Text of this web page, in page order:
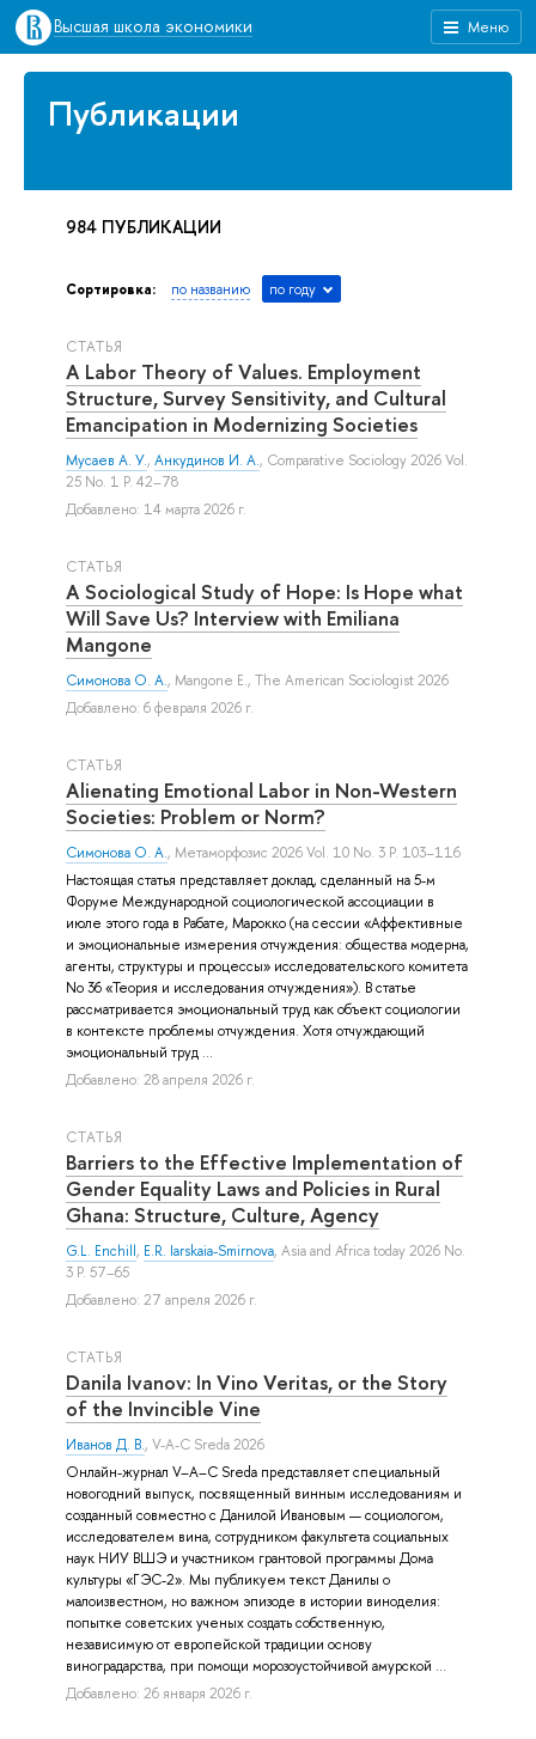
Меню
Высшая школа экономики
Публикации
984 ПУБЛИКАЦИИ
Сортировка: по названию по году
СТАТЬЯ
A Labor Theory of Values. Employment
Structure, Survey Sensitivity, and Cultural
Emancipation in Modernizing Societies
Мусаев А. У., Анкудинов И. А., Comparative Sociology 2026 Vol.
25 No. 1 P. 42–78
Добавлено: 14 марта 2026 г.
СТАТЬЯ
A Sociological Study of Hope: Is Hope what
Will Save Us? Interview with Emiliana
Mangone
Симонова О. А., Mangone E., The American Sociologist 2026
Добавлено: 6 февраля 2026 г.
СТАТЬЯ
Alienating Emotional Labor in Non-Western
Societies: Problem or Norm?
Симонова О. А., Метаморфозис 2026 Vol. 10 No. 3 P. 103–116
Настоящая статья представляет доклад, сделанный на 5-м
Форуме Международной социологической ассоциации в
июле этого года в Рабате, Марокко (на сессии «Аффективные
и эмоциональные измерения отчуждения: общества модерна,
агенты, структуры и процессы» исследовательского комитета
No 36 «Теория и исследования отчуждения»). В статье
рассматривается эмоциональный труд как объект социологии
в контексте проблемы отчуждения. Хотя отчуждающий
эмоциональный труд ...
Добавлено: 28 апреля 2026 г.
СТАТЬЯ
Barriers to the Effective Implementation of
Gender Equality Laws and Policies in Rural
Ghana: Structure, Culture, Agency
G.L. Enchill, E.R. Iarskaia-Smirnova, Asia and Africa today 2026 No.
3 P. 57–65
Добавлено: 27 апреля 2026 г.
СТАТЬЯ
Danila Ivanov: In Vino Veritas, or the Story
of the Invincible Vine
Иванов Д. В., V-A-C Sreda 2026
Онлайн-журнал V–A–C Sreda представляет специальный
новогодний выпуск, посвященный винным исследованиям и
созданный совместно с Данилой Ивановым — социологом,
исследователем вина, сотрудником факультета социальных
наук НИУ ВШЭ и участником грантовой программы Дома
культуры «ГЭС-2». Мы публикуем текст Данилы о
малоизвестном, но важном эпизоде в истории виноделия:
попытке советских ученых создать собственную,
независимую от европейской традиции основу
виноградарства, при помощи морозоустойчивой амурской ...
Добавлено: 26 января 2026 г.